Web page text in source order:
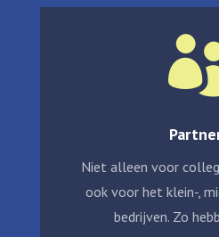
Niet alleen voor
ook voor het klein-,
bedrijven. Zo